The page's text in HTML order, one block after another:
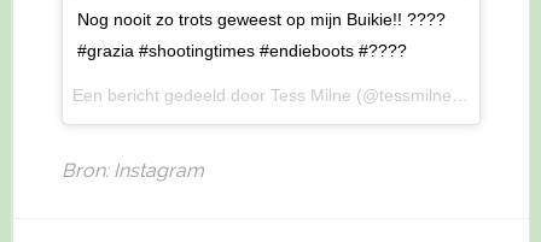
Nog nooit zo trots geweest op mijn Buikie!! ????
#grazia #shootingtimes #endieboots #????
Bron: Instagram